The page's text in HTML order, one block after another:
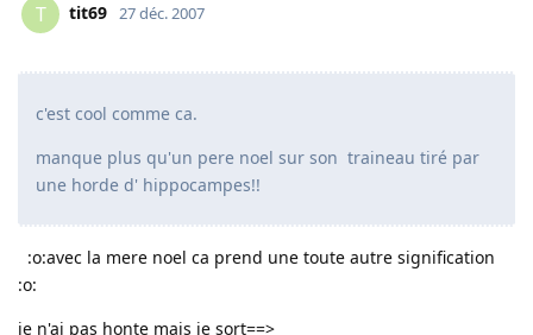
T tit69 27 déc. 2007
c'est cool comme ca.
manque plus qu'un pere noel sur son traineau tiré par
une horde d' hippocampes!!
:o:avec la mere noel ca prend une toute autre signification
:o:
je n'ai pas honte mais je sort==>